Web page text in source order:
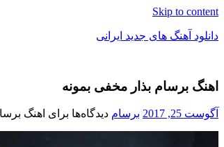
Skip to content
دانلود آهنگ های جدید ایرانی
فول
موزیک
اهنگ برسام بذار مخفی بمونه
آگوست 25, 2017 برسام دیدگاه‌ها برای اهنگ